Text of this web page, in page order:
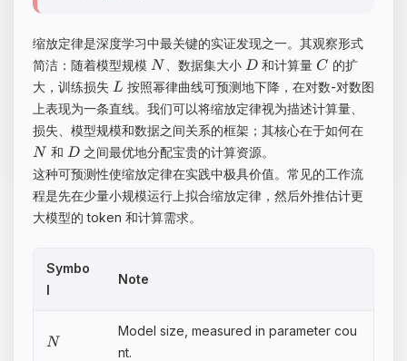
缩放定律是深度学习中最关键的实证发现之一。其观察形式
简洁：随着模型规模 N 、数据集大小 D 和计算量C 的扩
大，训练损失 L 按照幂律曲线可预测地下降，在对数-对数图
上表现为一条直线。我们可以将缩放定律视为描述计算量、
损失、模型规模和数据之间关系的框架；其核心在于如何在
N 和 D 之间最优地分配宝贵的计算资源。
这种可预测性使缩放定律在实践中极具价值。常见的工作流
程是先在少量小规模运行上拟合缩放定律，然后外推估计更
大模型的 token 和计算需求。
Symbo
l
Note
N
Model size, measured in parameter cou
nt.